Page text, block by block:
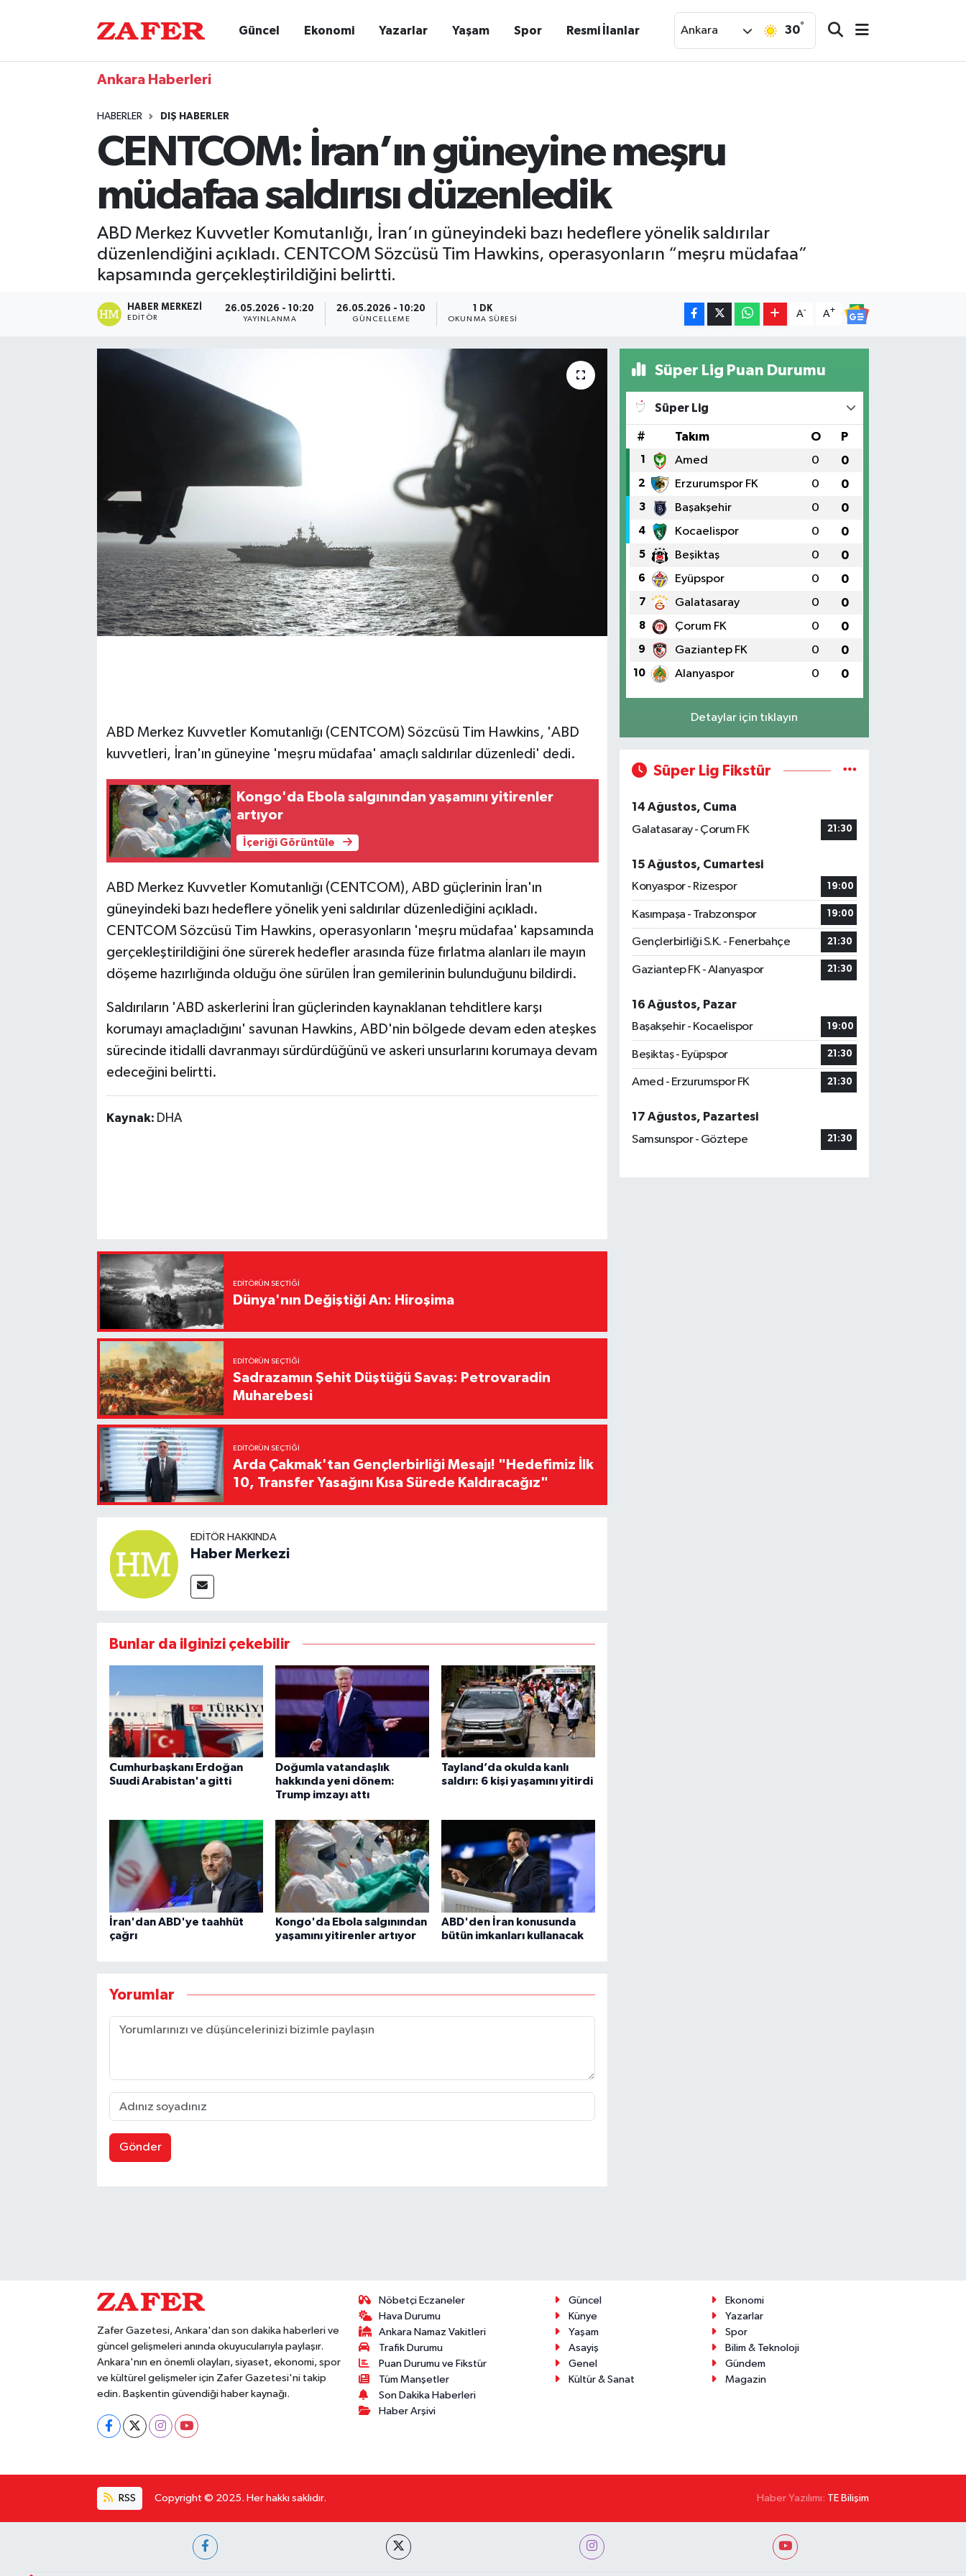
Güncel Ekonomi Yazarlar Yaşam Spor Resmi İlanlar Ankara 30°
Ankara Haberleri
HABERLER DIŞ HABERLER
CENTCOM: İran’ın güneyine meşru
müdafaa saldırısı düzenledik
ABD Merkez Kuvvetler Komutanlığı, İran’ın güneyindeki bazı hedeflere yönelik saldırılar
düzenlendiğini açıkladı. CENTCOM Sözcüsü Tim Hawkins, operasyonların “meşru müdafaa”
kapsamında gerçekleştirildiğini belirtti.
HABER MERKEZI
EDITÖR
26.05.2026 - 10:20
YAYINLANMA
26.05.2026 - 10:20
GÜNCELLEME
1 DK
OKUNMA SÜRESI
A- A+
ABD Merkez Kuvvetler Komutanlığı (CENTCOM) Sözcüsü Tim Hawkins, 'ABD
kuvvetleri, İran'ın güneyine 'meşru müdafaa' amaçlı saldırılar düzenledi' dedi.
Kongo'da Ebola salgınından yaşamını yitirenler
artıyor
İçeriği Görüntüle
ABD Merkez Kuvvetler Komutanlığı (CENTCOM), ABD güçlerinin İran'ın
güneyindeki bazı hedeflere yönelik yeni saldırılar düzenlediğini açıkladı.
CENTCOM Sözcüsü Tim Hawkins, operasyonların 'meşru müdafaa' kapsamında
gerçekleştirildiğini öne sürerek hedefler arasında füze fırlatma alanları ile mayın
döşeme hazırlığında olduğu öne sürülen İran gemilerinin bulunduğunu bildirdi.
Saldırıların 'ABD askerlerini İran güçlerinden kaynaklanan tehditlere karşı
korumayı amaçladığını' savunan Hawkins, ABD'nin bölgede devam eden ateşkes
sürecinde itidalli davranmayı sürdürdüğünü ve askeri unsurlarını korumaya devam
edeceğini belirtti.
Kaynak: DHA
EDITÖRÜN SEÇTIĞI
Dünya'nın Değiştiği An: Hiroşima
EDITÖRÜN SEÇTIĞI
Sadrazamın Şehit Düştüğü Savaş: Petrovaradin
Muharebesi
EDITÖRÜN SEÇTIĞI
Arda Çakmak'tan Gençlerbirliği Mesajı! "Hedefimiz İlk
10, Transfer Yasağını Kısa Sürede Kaldıracağız"
EDITÖR HAKKINDA
Haber Merkezi
Bunlar da ilginizi çekebilir
Cumhurbaşkanı Erdoğan
Suudi Arabistan'a gitti
Doğumla vatandaşlık
hakkında yeni dönem:
Trump imzayı attı
Tayland’da okulda kanlı
saldırı: 6 kişi yaşamını yitirdi
İran'dan ABD'ye taahhüt
çağrı
Kongo'da Ebola salgınından
yaşamını yitirenler artıyor
ABD'den İran konusunda
bütün imkanları kullanacak
Yorumlar
Gönder
Süper Lig Puan Durumu
Süper Lig
# Takım O P
1 Amed 0 0
2 Erzurumspor FK 0 0
3 Başakşehir 0 0
4 Kocaelispor 0 0
5 Beşiktaş 0 0
6 Eyüpspor 0 0
7 Galatasaray 0 0
8 Çorum FK 0 0
9 Gaziantep FK 0 0
10 Alanyaspor 0 0
Detaylar için tıklayın
Süper Lig Fikstür
14 Ağustos, Cuma
Galatasaray - Çorum FK
21:30
15 Ağustos, Cumartesi
Konyaspor - Rizespor
19:00
Kasımpaşa - Trabzonspor 19:00
Gençlerbirliği S.K. - Fenerbahçe 21:30
Gaziantep FK - Alanyaspor 21:30
16 Ağustos, Pazar
Başakşehir - Kocaelispor
19:00
Beşiktaş - Eyüpspor 21:30
Amed - Erzurumspor FK 21:30
17 Ağustos, Pazartesi
Samsunspor - Göztepe
21:30
Zafer Gazetesi, Ankara'dan son dakika haberleri ve
güncel gelişmeleri anında okuyucularıyla paylaşır.
Ankara'nın en önemli olayları, siyaset, ekonomi, spor
ve kültürel gelişmeler için Zafer Gazetesi'ni takip
edin. Başkentin güvendiği haber kaynağı.
Nöbetçi Eczaneler
Hava Durumu
Ankara Namaz Vakitleri
Trafik Durumu
Puan Durumu ve Fikstür
Tüm Manşetler
Son Dakika Haberleri
Haber Arşivi
Güncel
Ekonomi
Künye
Yazarlar
Yaşam
Spor
Asayiş
Bilim & Teknoloji
Genel
Gündem
Kültür & Sanat
Magazin
RSS Copyright © 2025. Her hakkı saklıdır. Haber Yazılımı: TE Bilişim